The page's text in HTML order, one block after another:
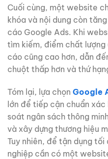
Cuối cùng, một website
khóa và nội dung còn
cáo Google Ads. Khi
tìm kiếm, điểm chất
cáo cũng cao hơn, dẫn
chuột thấp hơn và thứ
Tóm lại, lựa chọn Google
lớn để tiếp cận chuẩn
soát ngân sách thông
và xây dựng thương hiệu
Tuy nhiên, để tận dụng
nghiệp cần có một